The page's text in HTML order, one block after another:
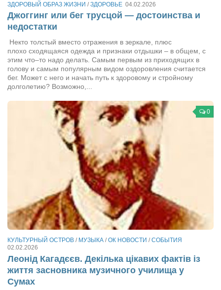
Александр Гвоздик
Александр Кугук
Музыканты
Евгений Касьяненко
Сергей Коноз
Денис Федченко
Звукорежиссёры
Alfom Studio
Guitarproduction Studio
Режиссёры
Художники
Надія Белокур
Леонтий Костур
ЗДОРОВЫЙ ОБРАЗ ЖИЗНИ /ЗДОРОВЬЕ 04.02.2026
Джоггинг или бег трусцой — достоинства и
недостатки
Некто толстый вместо отражения в зеркале, плюс
плохо сходящаяся одежда и признаки отдышки – в общем, с
этим что–то надо делать. Самым первым из приходящих в
голову и самым популярным видом оздоровления считается
бег. Может с него и начать путь к здоровому и стройному
долголетию? Возможно,...
0
КУЛЬТУРНЫЙ ОСТРОВ / МУЗЫКА /ОК НОВОСТИ /СОБЫТИЯ
02.02.2026
Леонід Кагадєєв. Декілька цікавих фактів із
життя засновника музичного училища у
Сумах